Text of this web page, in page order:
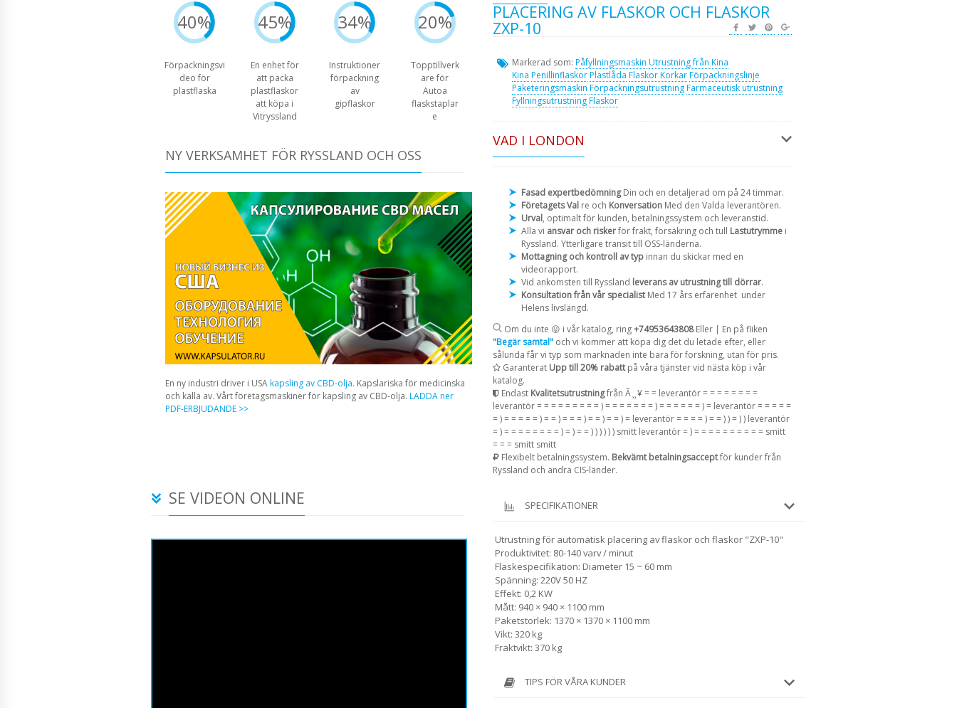
40%
Förpackningsvi
deo för
plastflaska
45%
En enhet för
att packa
plastflaskor
att köpa i
Vitryssland
34%
Instruktioner
förpackning
av
gipflaskor
20%
Topptillverk
are för
Autoa
flaskstaplar
e
NY VERKSAMHET FÖR RYSSLAND OCH OSS
En ny industri driver i USAkapsling av CBD-olja. Kapslariska för medicinska
och kalla av. Vårt företagsmaskiner för kapsling av CBD-olja. LADDA ner
PDF-ERBJUDANDE >>
PLACERING AV FLASKOR OCH FLASKOR
ZXP-10
Markerad som: Påfyllningsmaskin Utrustning från Kina
Kina PenillinflaskorPlastlåda Flaskor KorkarFörpackningslinje
Paketeringsmaskin FörpackningsutrustningFarmaceutisk utrustning
FyllningsutrustningFlaskor
VAD I LONDON
Fasad expertbedömningDin och en detaljerad om på 24 timmar.
Företagets Val re och Konversation Med den Valda leverantören.
Urval, optimalt för kunden, betalningssystem och leveranstid.
Alla vi ansvar och riskerför frakt, försäkring och tull Lastutrymme i
Ryssland. Ytterligare transit till OSS-länderna.
Mottagning och kontroll av typ innan du skickar med en
videorapport.
Vid ankomsten till Ryssland leverans av utrustning till dörrar.
Konsultation från vår specialistMed 17 års erfarenhet under
Helens livslängd.
Om du inte 😛 i vår katalog, ring+74953643808Eller | En på fliken
"Begär samtal" och vi kommer att köpa dig det du letade efter, eller
sålunda får vi typ som marknaden inte bara för forskning, utan för pris.
Garanterat Upp till 20% rabattpå våra tjänster vid nästa köp i vår
katalog.
Endast Kvalitetsutrustningfrån Ã ̧ ̧ ¥ = = leverantör = = = = = = = =
leverantör = = = = = = = = = ) = = = = = = = ) = = = = = = ) = leverantör = = = = =
= ) = = = = = ) = = ) = = = ) = = ) = = ) = leverantör = = = = ) = = ) ) = ) ) leverantör
= ) = = = = = = = = ) = ) = = ) ) ) ) ) ) smitt leverantör = ) = = = = = = = = = = smitt
= = = smitt smitt
Flexibelt betalningssystem. Bekvämt betalningsacceptför kunder från
Ryssland och andra CIS-länder.
SE VIDEON ONLINE SPECIFIKATIONER
Utrustning för automatisk placering av flaskor och flaskor "ZXP-10"
Produktivitet: 80-140 varv / minut
Flaskespecifikation: Diameter 15 ~ 60 mm
Spänning: 220V 50 HZ
Effekt: 0,2 KW
Mått: 940 × 940 × 1100 mm
Paketstorlek: 1370 × 1370 × 1100 mm
Vikt: 320 kg
Fraktvikt: 370 kg
TIPS FÖR VÅRA KUNDER